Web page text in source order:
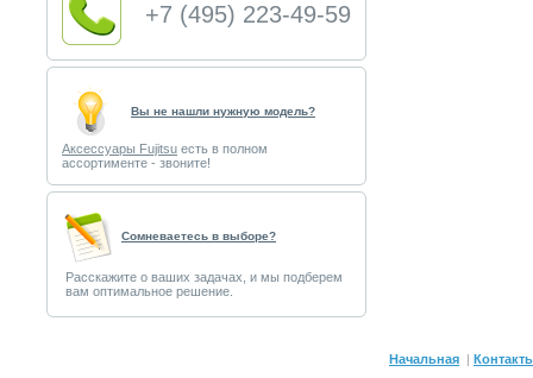
+7 (495) 223-49-59
Вы не нашли нужную модель?
Аксессуары Fujitsu есть в полном
ассортименте - звоните!
Cомневаетесь в выборе?
Расскажите о ваших задачах, и мы подберем
вам оптимальное решение.
Начальная |